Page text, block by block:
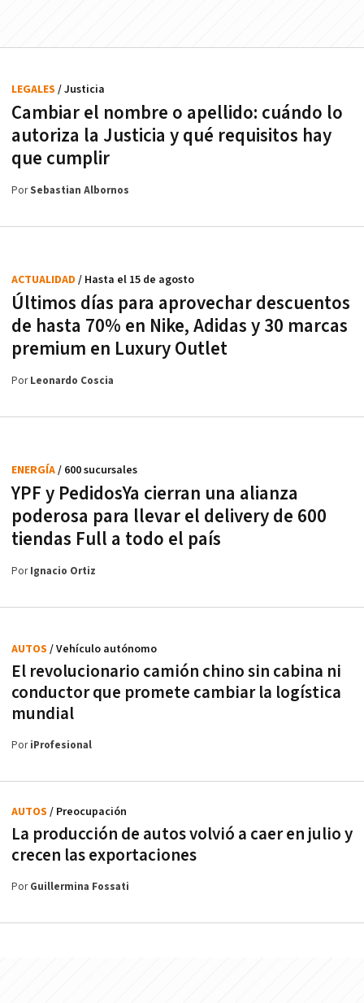
Cambiar el nombre o apellido: cuándo lo
autoriza la Justicia y qué requisitos hay
que cumplir
LEGALES / Justicia
PorSebastian Albornos
Últimos días para aprovechar descuentos
de hasta 70% en Nike, Adidas y 30 marcas
premium en Luxury Outlet
ACTUALIDAD / Hasta el 15 de agosto
PorLeonardo Coscia
YPF y PedidosYa cierran una alianza
poderosa para llevar el delivery de 600
tiendas Full a todo el país
ENERGÍA/ 600 sucursales
PorIgnacio Ortiz
El revolucionario camión chino sin cabina ni
conductor que promete cambiar la logística
mundial
AUTOS / Vehículo autónomo
PoriProfesional
La producción de autos volvió a caer en julio y
crecen las exportaciones
AUTOS / Preocupación
PorGuillermina Fossati